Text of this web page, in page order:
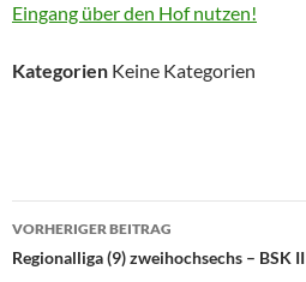
Eingang über den Hof nutzen!
Kategorien Keine Kategorien
Beitragsnavigation
VORHERIGER BEITRAG
Regionalliga (9) zweihochsechs – BSK II